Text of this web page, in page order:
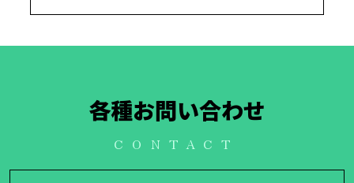
各種お問い合わせ
CONTACT